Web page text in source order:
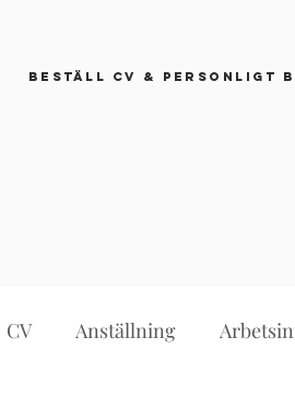
Beställ CV & personligt
CV Anställning